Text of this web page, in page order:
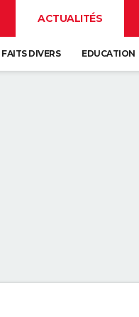
ACTUALITÉS
FAITS DIVERS EDUCATION